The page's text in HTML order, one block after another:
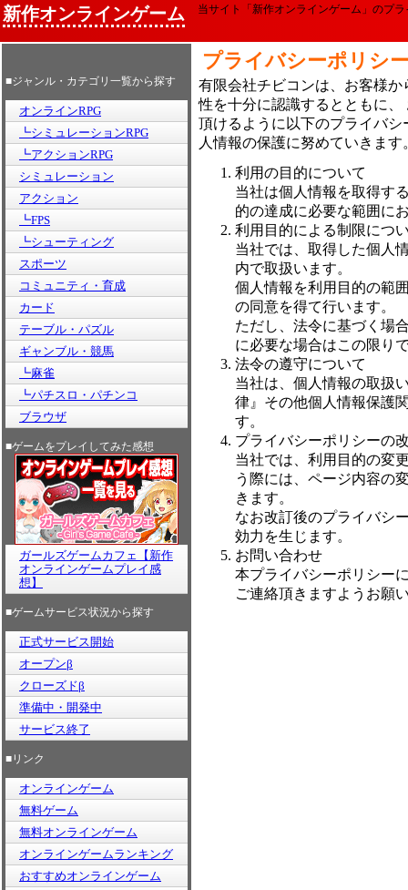
新作オンラインゲーム 当サイト「新作オンラインゲーム」のプ
■ジャンル・カテゴリ一覧から探す
オンラインRPG
┗シミュレーションRPG
┗アクションRPG
シミュレーション
アクション
┗FPS
┗シューティング
スポーツ
コミュニティ・育成
カード
テーブル・パズル
ギャンブル・競馬
┗麻雀
┗パチスロ・パチンコ
ブラウザ
■ゲームをプレイしてみた感想
ガールズゲームカフェ【新作
オンラインゲームプレイ感
想】
■ゲームサービス状況から探す
正式サービス開始
オープンβ
クローズドβ
準備中・開発中
サービス終了
■リンク
オンラインゲーム
無料ゲーム
無料オンラインゲーム
オンラインゲームランキング
おすすめオンラインゲーム
プライバシーポリシ
有限会社チビコンは、お客様
性を十分に認識するとともに
頂けるように以下のプライバ
人情報の保護に努めていきます
利用の目的について
当社は個人情報を取得す
的の達成に必要な範囲に
利用目的による制限につ
当社では、取得した個人
内で取扱います。
個人情報を利用目的の範
の同意を得て行います。
ただし、法令に基づく場
に必要な場合はこの限り
法令の遵守について
当社は、個人情報の取扱
律』その他個人情報保護
す。
プライバシーポリシーの
当社では、利用目的の変
う際には、ページ内容の
きます。
なお改訂後のプライバシ
効力を生じます。
お問い合わせ
本プライバシーポリシー
ご連絡頂きますようお願